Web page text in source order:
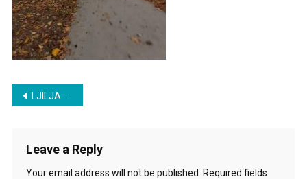
Post
LJILJANA ŠARAC VAM PREDSTAVLJA
Leave a Reply
Your email address will not be published.
Required fields